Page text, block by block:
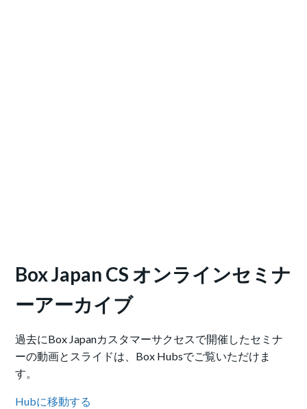
Box Japan CS オンラインセミナ
ーアーカイブ
過去にBox Japanカスタマーサクセスで開催したセミナ
ーの動画とスライドは、Box Hubsでご覧いただけま
す。
Hubに移動する